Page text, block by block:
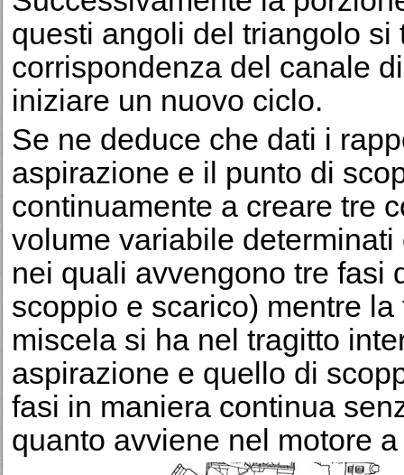
questi angoli del triangolo
corrispondenza del canale
iniziare un nuovo ciclo.
Se ne deduce che dati i
aspirazione e il punto di
continuamente a creare tre
volume variabile
nei quali avvengono tre fasi
scoppio e scarico) mentre
miscela si ha nel tragitto
aspirazione e quello di
fasi in maniera continua
quanto avviene nel motore